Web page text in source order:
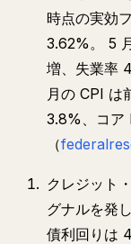
時点の実効
3.62%。 5
増、失業率
月の CPI は
3.8%、コア
（
クレジット
グナルを発
債利回りは